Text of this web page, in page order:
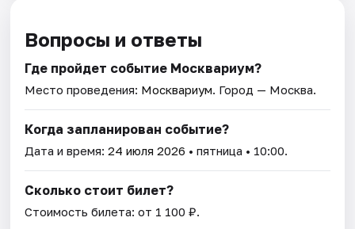
Вопросы и ответы
Где пройдет событие Москвариум?
Место проведения: Москвариум. Город — Москва.
Когда запланирован событие?
Дата и время:24 июля 2026 • пятница • 10:00.
Сколько стоит билет?
Стоимость билета: от 1 100 ₽.